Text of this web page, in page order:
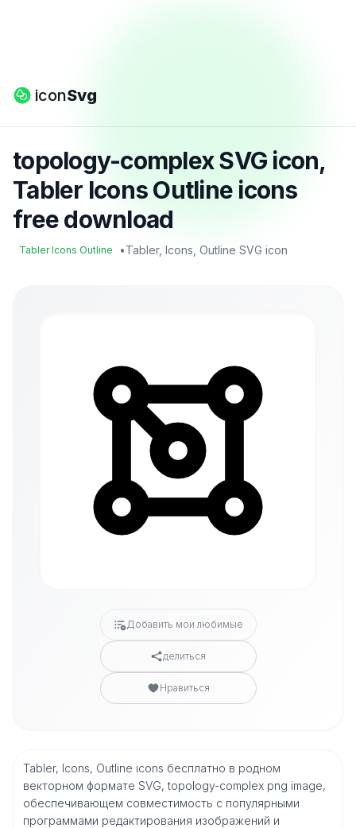
iconSvg
topology-complex SVG icon,
Tabler Icons Outline icons
free download
Tabler Icons Outline •Tabler, Icons, Outline SVG icon
Добавить мои любимые
делиться
Нравиться
Tabler, Icons, Outline icons бесплатно в родном
векторном формате SVG, topology-complex png image,
обеспечивающем совместимость с популярными
программами редактирования изображений и